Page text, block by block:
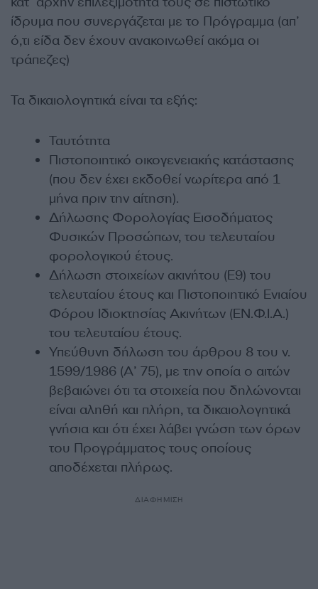
ίδρυμα που συνεργάζεται με το Πρόγραμμα (απ’
ό,τι είδα δεν έχουν ανακοινωθεί ακόμα οι
τράπεζες)
Τα δικαιολογητικά είναι τα εξής:
Ταυτότητα
Πιστοποιητικό οικογενειακής κατάστασης
(που δεν έχει εκδοθεί νωρίτερα από 1
μήνα πριν την αίτηση).
Δήλωσης Φορολογίας Εισοδήματος
Φυσικών Προσώπων, του τελευταίου
φορολογικού έτους.
Δήλωση στοιχείων ακινήτου (Ε9) του
τελευταίου έτους και Πιστοποιητικό Ενιαίου
Φόρου Ιδιοκτησίας Ακινήτων (ΕΝ.Φ.Ι.Α.)
του τελευταίου έτους.
Υπεύθυνη δήλωση του άρθρου 8 του ν.
1599/1986 (Α’ 75), με την οποία ο αιτών
βεβαιώνει ότι τα στοιχεία που δηλώνονται
είναι αληθή και πλήρη, τα δικαιολογητικά
γνήσια και ότι έχει λάβει γνώση των όρων
του Προγράμματος τους οποίους
αποδέχεται πλήρως.
ΔΙΑΦΗΜΙΣΗ